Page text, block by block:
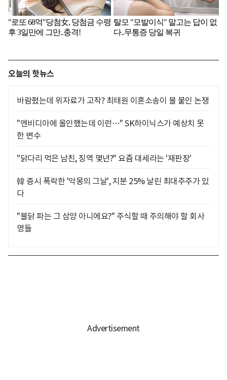
오늘의 핫뉴스
바람폈는데 위자료가 고작? 최태원 이혼소송이 불 붙인 논쟁
"엔비디아에 올인했는데 이런…" SK하이닉스가 예상치 못
한 변수
"닭다리 먹은 남친, 징역 몇년?" 요즘 대세라는 '재판장'
韓 증시 폭락한 '악몽의 그날', 지분 25% 날린 최대주주가 있
다
"불닭 파는 그 삼양 아니에요?" 주식할 때 주의해야 할 회사
명들